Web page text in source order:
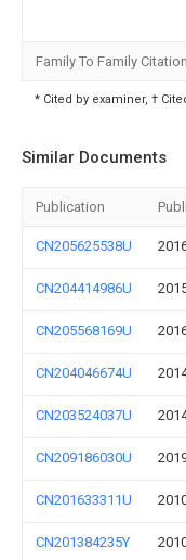
Family To Family
* Cited by examiner, †
Similar Documents
Publication
CN205625538U
CN204414986U
CN205568169U
CN204046674U
CN203524037U
CN209186030U
CN201633311U
CN201384235Y